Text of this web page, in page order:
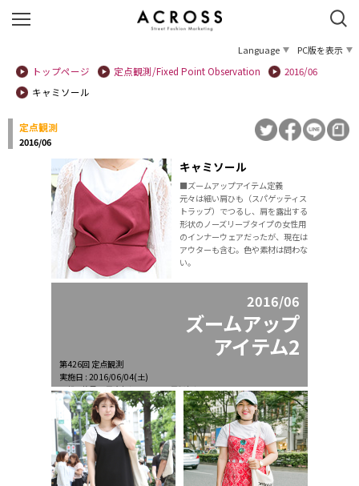
Language
PC版を表示
トップページ
定点観測/Fixed Point Observation
2016/06
キャミソール
定点観測
2016/06
キャミソール
■ズームアップアイテム定義
元々は細い肩ひも（スパゲッティス
トラップ）でつるし、肩を露出する
形状のノーズリーブタイプの女性用
のインナーウェアだったが、現在は
アウターも含む。色や素材は問わな
い。
2016/06
ズームアップ
アイテム2
第426回 定点観測
実施日 : 2016/06/04(土)
天候 : 薄曇、最高気温27.2℃、最低気温16.3℃